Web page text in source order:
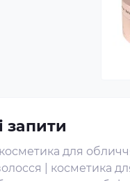
запити
косметика для
косметика